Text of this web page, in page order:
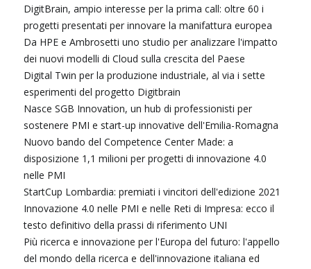
DigitBrain, ampio interesse per la prima call: oltre 60 i
progetti presentati per innovare la manifattura europea
Da HPE e Ambrosetti uno studio per analizzare l'impatto
dei nuovi modelli di Cloud sulla crescita del Paese
Digital Twin per la produzione industriale, al via i sette
esperimenti del progetto Digitbrain
Nasce SGB Innovation, un hub di professionisti per
sostenere PMI e start-up innovative dell'Emilia-Romagna
Nuovo bando del Competence Center Made: a
disposizione 1,1 milioni per progetti di innovazione 4.0
nelle PMI
StartCup Lombardia: premiati i vincitori dell'edizione 2021
Innovazione 4.0 nelle PMI e nelle Reti di Impresa: ecco il
testo definitivo della prassi di riferimento UNI
Più ricerca e innovazione per l'Europa del futuro: l'appello
del mondo della ricerca e dell'innovazione italiana ed